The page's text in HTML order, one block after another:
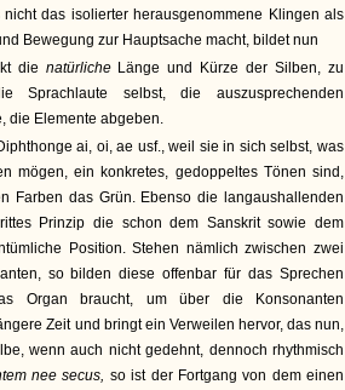
das isolierter herausgenommene Klingen als
Bewegung zur Hauptsache macht, bildet nun
die natürliche Länge und Kürze der Silben, zu
Sprachlaute selbst, die auszusprechenden
die Elemente abgeben.
ai, oi, ae usf., weil sie in sich selbst, was
mögen, ein konkretes, gedoppeltes Tönen sind,
Farben das Grün. Ebenso die langaushallenden
Prinzip die schon dem Sanskrit sowie dem
Position. Stehen nämlich zwischen zwei
so bilden diese offenbar für das Sprechen
Organ braucht, um über die Konsonanten
Zeit und bringt ein Verweilen hervor, das nun,
wenn auch nicht gedehnt, dennoch rhythmisch
nee secus, so ist der Fortgang von dem einen